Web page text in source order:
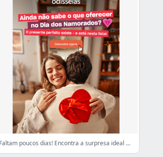
Faltam poucos dias! Encontra a surpresa ideal aqui 💕